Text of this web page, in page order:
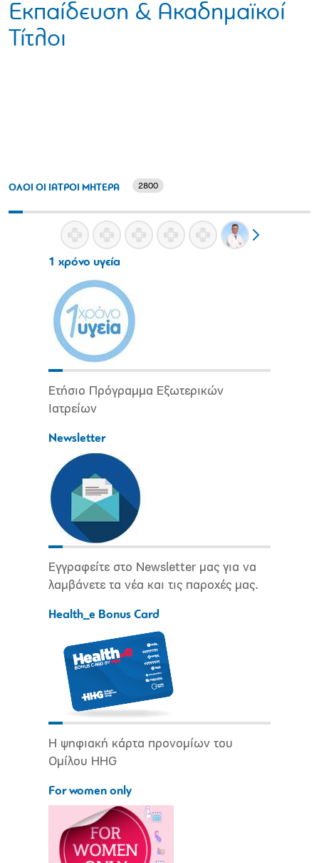
Εκπαίδευση & Ακαδημαϊκοί
Τίτλοι
ΟΛΟΙ ΟΙ ΙΑΤΡΟΙ ΜΗΤΕΡΑ 2800
1 χρόνο υγεία
Ετήσιο Πρόγραμμα Εξωτερικών
Ιατρείων
Newsletter
Εγγραφείτε στο Newsletter μας για να
λαμβάνετε τα νέα και τις παροχές μας.
Health_e Bonus Card
Η ψηφιακή κάρτα προνομίων του
Ομίλου HHG
For women only